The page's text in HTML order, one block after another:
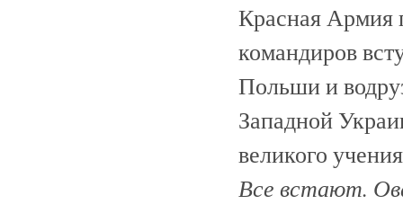
Красная Армия
командиров
Польши и
Западной
великого
Все встают.